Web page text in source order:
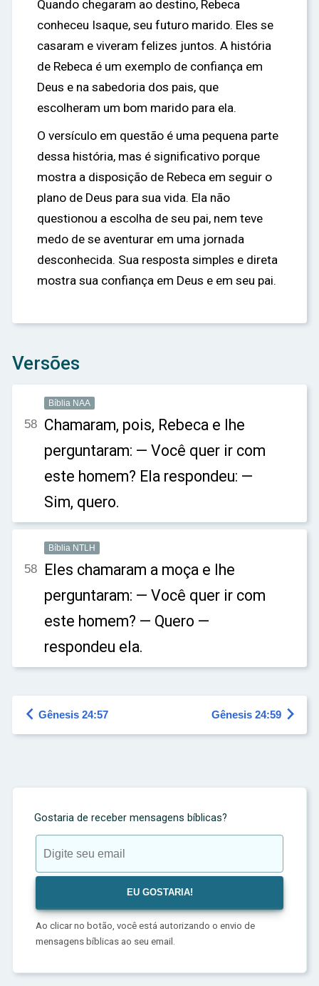
Quando chegaram ao destino, Rebeca
conheceu Isaque, seu futuro marido. Eles se
casaram e viveram felizes juntos. A história
de Rebeca é um exemplo de confiança em
Deus e na sabedoria dos pais, que
escolheram um bom marido para ela.
O versículo em questão é uma pequena parte
dessa história, mas é significativo porque
mostra a disposição de Rebeca em seguir o
plano de Deus para sua vida. Ela não
questionou a escolha de seu pai, nem teve
medo de se aventurar em uma jornada
desconhecida. Sua resposta simples e direta
mostra sua confiança em Deus e em seu pai.
Versões
Bíblia NAA
58 Chamaram, pois, Rebeca e lhe
perguntaram: — Você quer ir com
este homem? Ela respondeu: —
Sim, quero.
Bíblia NTLH
58 Eles chamaram a moça e lhe
perguntaram: — Você quer ir com
este homem? — Quero —
respondeu ela.
 Gênesis 24:57 Gênesis 24:59 
Gostaria de receber mensagens bíblicas?
Ao clicar no botão, você está autorizando o envio de
mensagens bíblicas ao seu email.